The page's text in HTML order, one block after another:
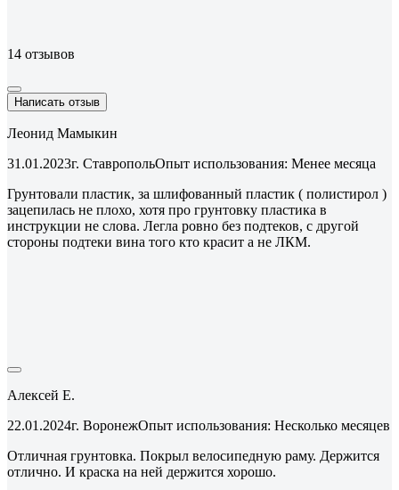
14 отзывов
Написать отзыв
Леонид Мамыкин
31.01.2023г. СтавропольОпыт использования: Менее месяца
Грунтовали пластик, за шлифованный пластик ( полистирол )
зацепилась не плохо, хотя про грунтовку пластика в
инструкции не слова. Легла ровно без подтеков, с другой
стороны подтеки вина того кто красит а не ЛКМ.
Алексей Е.
22.01.2024г. ВоронежОпыт использования: Несколько месяцев
Отличная грунтовка. Покрыл велосипедную раму. Держится
отлично. И краска на ней держится хорошо.